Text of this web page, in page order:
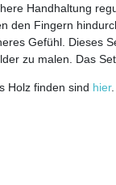
Handhaltung
den Fingern
Gefühl. Dieses
zu malen. Das
Holz finden sind hier.